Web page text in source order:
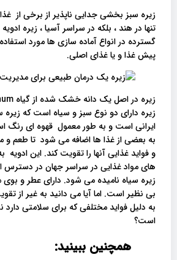
زیره سبز بخشی جدایی ناپذیر از برخی از
تنها در هند ، بلکه در سراسر آسیا ، زیره
گسترده در انواع آماده سازی ها مورد
پیش غذا و یا غذای اصلی.
زیره دارای دو نوع سبز و سیاه است که زیره
ایرانی است و به طور معمول قهوه ای رنگ
به بعضی از غذا ها اضافه می شود تا طعم و
و فواید غذایی آنها را تقویت کند. این ادویه
های مواد غذایی در سراسر جهان در
زیره سیاه نامیده می شود. دارای عطر و
بی نظیر است. اما آیا می دانید به غیر از
به دلیل فواید مختلفی که برای سلامتی دارد
است؟
همچنین ببینید: